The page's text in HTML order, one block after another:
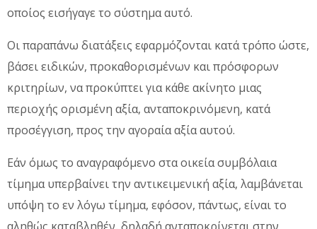
οποίος εισήγαγε το σύστημα αυτό.
Οι παραπάνω διατάξεις εφαρμόζονται κατά τρόπο ώστε,
βάσει ειδικών, προκαθορισμένων και πρόσφορων
κριτηρίων, να προκύπτει για κάθε ακίνητο μιας
περιοχής ορισμένη αξία, ανταποκρινόμενη, κατά
προσέγγιση, προς την αγοραία αξία αυτού.
Εάν όμως το αναγραφόμενο στα οικεία συμβόλαια
τίμημα υπερβαίνει την αντικειμενική αξία, λαμβάνεται
υπόψη το εν λόγω τίμημα, εφόσον, πάντως, είναι το